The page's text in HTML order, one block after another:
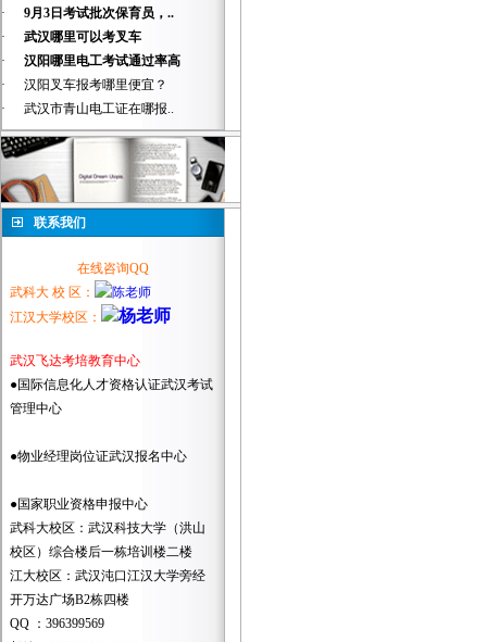
·
9月3日考试批次保育员，..
·
武汉哪里可以考叉车
·
汉阳哪里电工考试通过率高
·
汉阳叉车报考哪里便宜？
·
武汉市青山电工证在哪报..
联系我们
在线咨询QQ
武科大 校 区：
江汉大学校区：
武汉飞达考培教育中心
●国际信息化人才资格认证武汉考试
管理中心
●物业经理岗位证武汉报名中心
●国家职业资格申报中心
武科大校区：武汉科技大学（洪山
校区）综合楼后一栋培训楼二楼
江大校区：武汉沌口江汉大学旁经
开万达广场B2栋四楼
QQ ：396399569